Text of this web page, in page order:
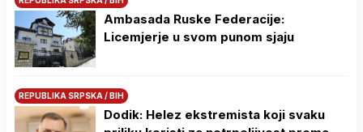
Ambasada Ruske Federacije:
Licemjerje u svom punom sjaju
REPUBLIKA SRPSKA / BIH
Dodik: Helez ekstremista koji svaku